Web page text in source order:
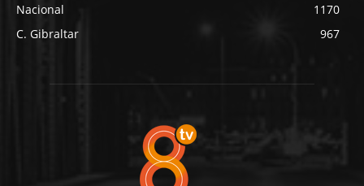
Nacional
1170
C. Gibraltar
967